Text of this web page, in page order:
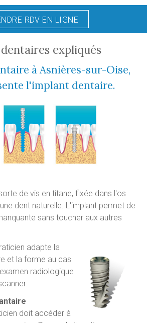
RDV EN LIGNE
expliqués
à Asnières-sur-Oise,
l'implant dentaire.
de vis en titane, fixée dans l'os
dent naturelle. L'implant permet de
sans toucher aux autres
adapte la
et la forme au cas
radiologique
doit accéder à